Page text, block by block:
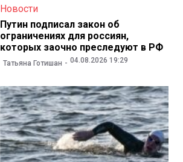
Новости
Путин подписал закон об
ограничениях для россиян,
которых заочно преследуют в РФ
Татьяна Готишан 04.08.2026 19:29